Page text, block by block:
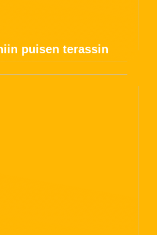
puisen terassin